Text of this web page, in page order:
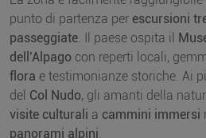
punto di partenza per escursioni
passeggiate. Il paese ospita il
dell’Alpago con reperti locali,
flora e testimonianze storiche. Ai
del Col Nudo, gli amanti della
visite culturali a cammini immersi
panorami alpini.